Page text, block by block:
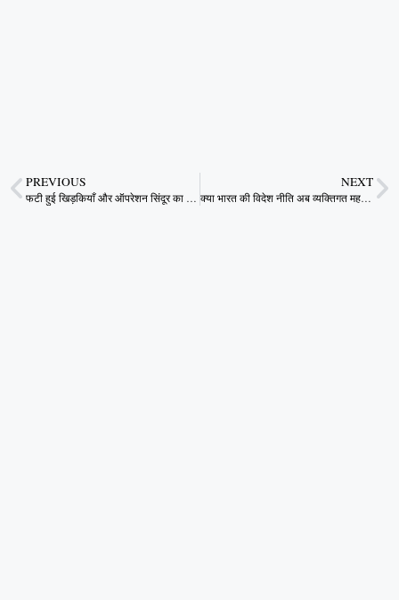
PREVIOUS
फटी हुई खिड़कियाँ और ऑपरेशन सिंदूर का तत्वमीमांसा
NEXT
क्या भारत की विदेश नीति अब व्यक्तिगत महत्वाकांक्षाओं का औजार बन गई है?